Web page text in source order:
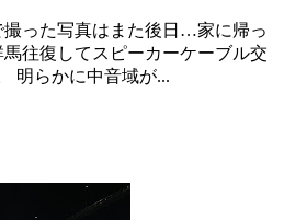
った写真はまた後日…家に帰っ
往復してスピーカーケーブル交
明らかに中音域が...